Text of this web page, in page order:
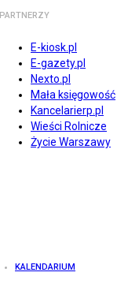
PARTNERZY
E-kiosk.pl
E-gazety.pl
Nexto.pl
Mała księgowość
Kancelarierp.pl
Wieści Rolnicze
Życie Warszawy
KALENDARIUM